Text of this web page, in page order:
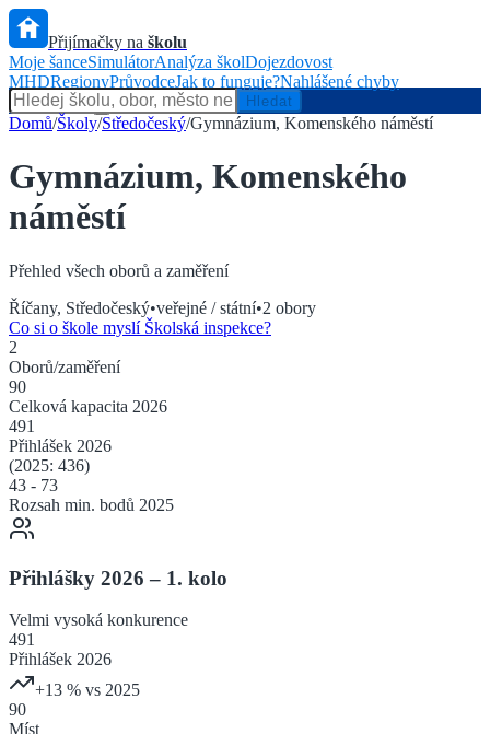
Přijímačky na školu
Moje šanceSimulátorAnalýza školDojezdovost
MHDRegionyPrůvodceJak to funguje?Nahlášené chyby
Hlídač státu
Hledat
Domů/Školy/Středočeský/Gymnázium, Komenského náměstí
Gymnázium, Komenského
náměstí
Přehled všech oborů a zaměření
Říčany, Středočeský•veřejné / státní•2 obory
Co si o škole myslí Školská inspekce?
2
Oborů/zaměření
90
Celková kapacita 2026
491
Přihlášek 2026
(2025: 436)
43 - 73
Rozsah min. bodů 2025
Přihlášky 2026 – 1. kolo
Velmi vysoká konkurence
491
Přihlášek 2026
+13 % vs 2025
90
Míst